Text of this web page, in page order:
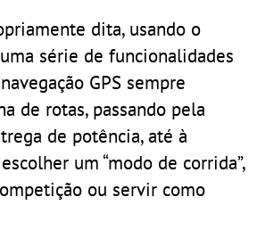
dita, usando o
série de funcionalidades
GPS sempre
de rotas, passando pela
de potência, até à
um “modo de corrida”,
ou servir como